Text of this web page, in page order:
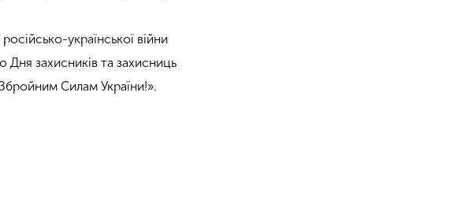
української війни
Дня захисників та захисниць
Силам України!».